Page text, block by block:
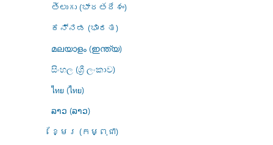
తెలుగు (భారతదేశం)
ಕನ್ನಡ (ಭಾರತ)
മലയാളം (ഇന്ത്യ)
සිංහල (ශ්‍රී ලංකාව)
ไทย (ไทย)
ລາວ (ລາວ)
ខ្មែរ (កម្ពុជា)